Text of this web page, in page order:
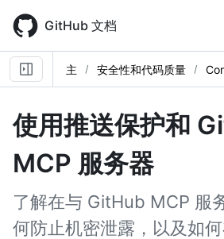
main
content
GitHub 文档
主 安全性和代码质量
使用推送保护和
MCP 服务器
了解在与 GitHub MCP 服
何防止机密泄露，以及如